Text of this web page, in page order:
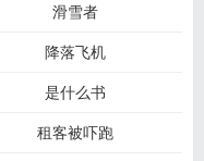
滑雪者
降落飞机
是什么书
租客被吓跑